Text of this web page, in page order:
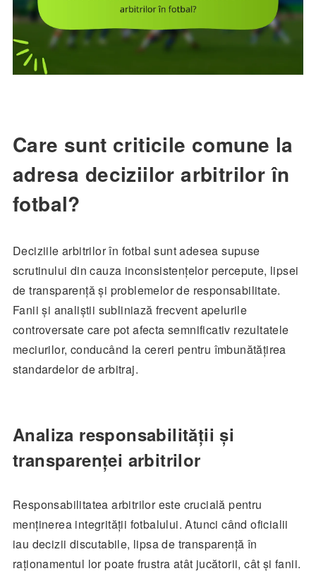
Care sunt criticile comune la
adresa deciziilor arbitrilor în
fotbal?
Deciziile arbitrilor în fotbal sunt adesea supuse
scrutinului din cauza inconsistențelor percepute, lipsei
de transparență și problemelor de responsabilitate.
Fanii și analiștii subliniază frecvent apelurile
controversate care pot afecta semnificativ rezultatele
meciurilor, conducând la cereri pentru îmbunătățirea
standardelor de arbitraj.
Analiza responsabilității și
transparenței arbitrilor
Responsabilitatea arbitrilor este crucială pentru
menținerea integrității fotbalului. Atunci când oficialii
iau decizii discutabile, lipsa de transparență în
raționamentul lor poate frustra atât jucătorii, cât și fanii.